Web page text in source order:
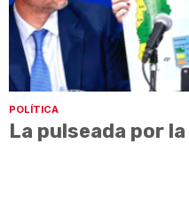
POLÍTICA
La pulseada por